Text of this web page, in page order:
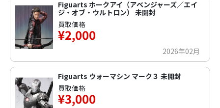
Figuarts ホークアイ（アベンジャーズ／エイ
ジ・オブ・ウルトロン） 未開封
買取価格
¥2,000
2026年02月
Figuarts ウォーマシン マーク３ 未開封
買取価格
¥3,000